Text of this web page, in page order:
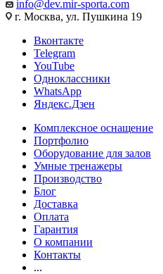
info@dev.mir-sporta.com
г. Москва, ул. Пушкина 19
Вконтакте
Telegram
YouTube
Одноклассники
WhatsApp
Яндекс.Дзен
Комплексное оснащение
Портфолио
Оборудование для залов
Умные тренажеры
Производство
Блог
Доставка
Оплата
Гарантия
О компании
Контакты
...